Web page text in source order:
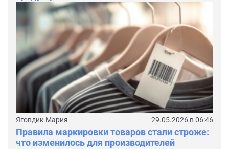
Яговдик Мария 29.05.2026 в 06:46
Правила маркировки товаров стали строже:
что изменилось для производителей